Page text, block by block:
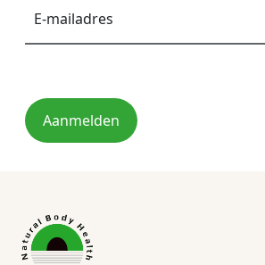
Aanmelden